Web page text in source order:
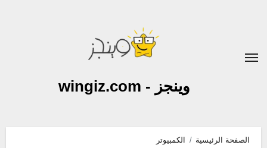
وينجز - wingiz.com
الصفحة الرئيسية
الكمبيوتر